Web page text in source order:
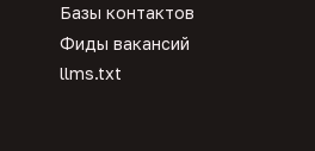
Базы контактов
Фиды вакансий
llms.txt